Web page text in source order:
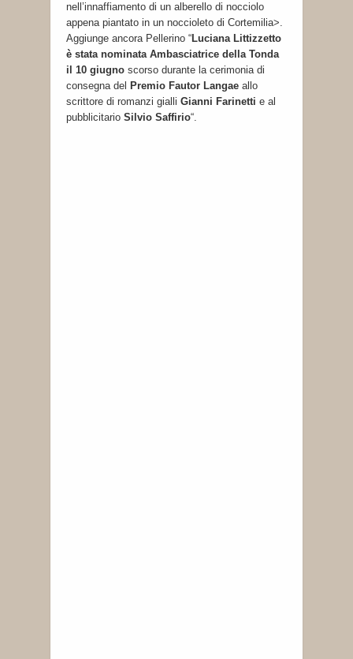
nell’innaffiamento di un alberello di nocciolo
appena piantato in un noccioleto di Cortemilia>.
Aggiunge ancora Pellerino “Luciana Littizzetto
è stata nominata Ambasciatrice della Tonda
il 10 giugno scorso durante la cerimonia di
consegna del Premio Fautor Langae allo
scrittore di romanzi gialli Gianni Farinetti e al
pubblicitario Silvio Saffirio“.